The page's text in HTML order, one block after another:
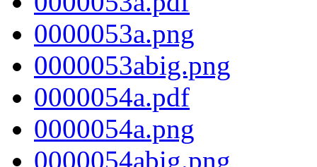
0000053a.png
0000053abig.png
0000054a.pdf
0000054a.png
0000054abig.png